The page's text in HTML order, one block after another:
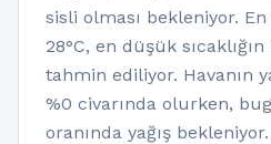
sisli olması bekleniyor. En
28°C, en düşük sıcaklığın
tahmin ediliyor. Havanın
%0 civarında olurken,
oranında yağış